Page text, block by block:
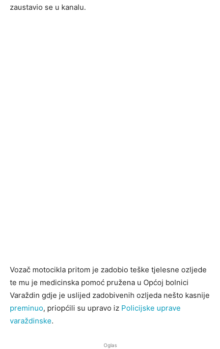
zaustavio se u kanalu.
Vozač motocikla pritom je zadobio teške tjelesne ozljede
te mu je medicinska pomoć pružena u Općoj bolnici
Varaždin gdje je uslijed zadobivenih ozljeda nešto kasnije
preminuo, priopćili su upravo iz Policijske uprave
varaždinske.
Oglas